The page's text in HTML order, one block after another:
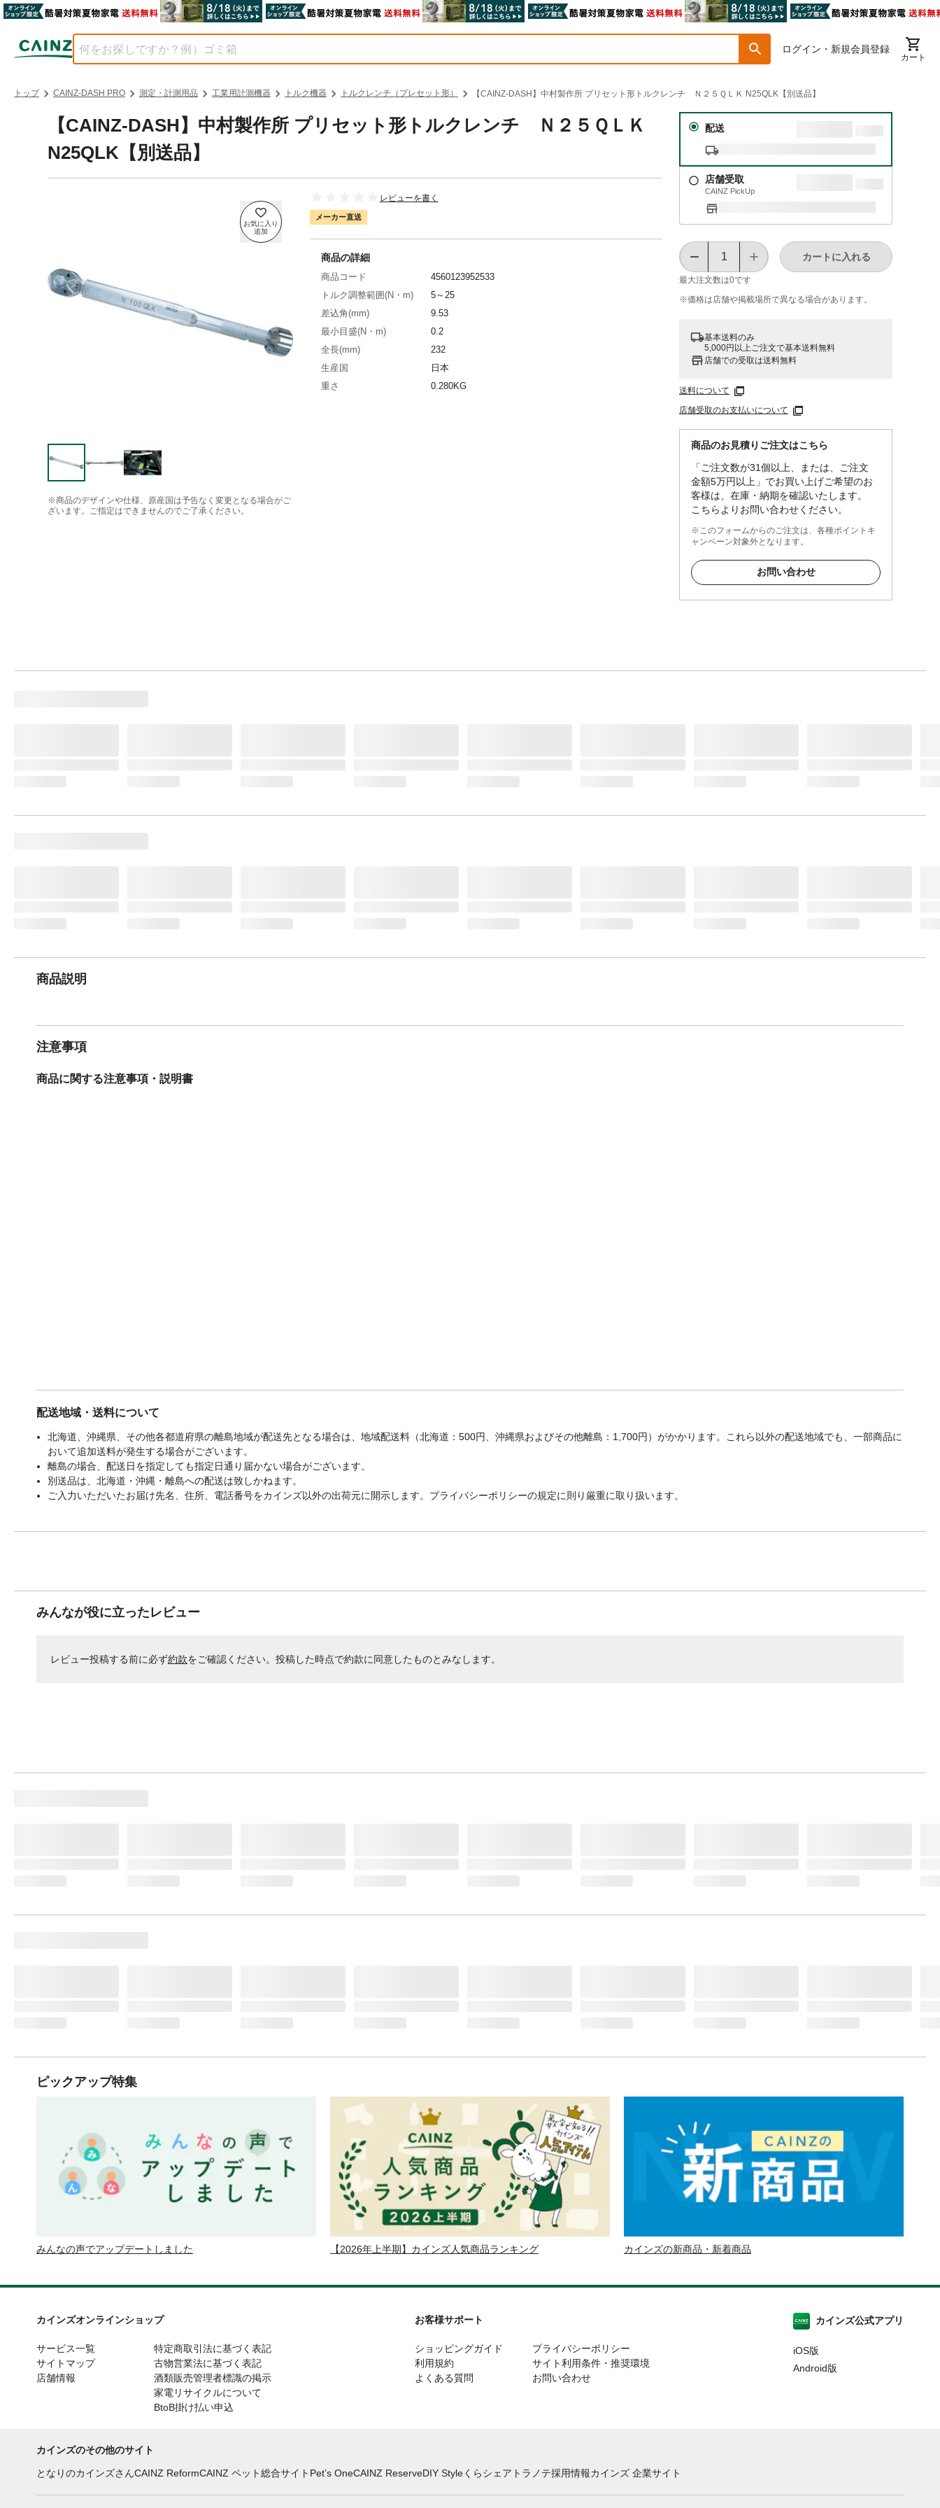
ログイン・新規会員登録
カート
トップ CAINZ-DASH PRO 測定・計測用品 工業用計測機器 トルク機器 トルクレンチ（プレセット形） 【CAINZ-DASH】中村製作所 プリセット形トルクレンチ Ｎ２５ＱＬＫ N25QLK【別送品】
【CAINZ-DASH】中村製作所 プリセット形トルクレンチ Ｎ２５ＱＬＫ
N25QLK【別送品】
※商品のデザインや仕様、原産国は予告なく変更となる場合がご
ざいます。ご指定はできませんのでご了承ください。
レビューを書く
メーカー直送
配送
店舗受取
CAINZ PickUp
最大注文数は0です
カートに入れる
※価格は​店舗や​掲載場所で​異なる​場合が​あります。
基本送料のみ
5,000円以上ご注文で基本送料無料
店舗での受取は送料無料
送料について
店舗受取のお支払いについて
商品のお見積りご注文はこちら
「ご注文数が31個以上、または、ご注文
金額5万円以上」でお買い上げご希望のお
客様は、在庫・納期を確認いたします。
こちらよりお問い合わせください。
※このフォームからのご注文は、各種ポイントキ
ャンペーン対象外となります。
お問い合わせ
商品の詳細
商品コード
4560123952533
トルク調整範囲(N・m)
5～25
差込角(mm)
9.53
最小目盛(N・m)
0.2
全長(mm)
232
生産国
日本
重さ
0.280KG
商品説明
注意事項
商品に関する注意事項・説明書
配送地域・送料について
北海道、沖縄県、その他各都道府県の離島地域が配送先となる場合は、地域配送料（北海道：500円、沖縄県およびその他離島：1,700円）がかかります。これら以外の配送地域でも、一部商品に
おいて追加送料が発生する場合がございます。
離島の場合、配送日を指定しても指定日通り届かない場合がございます。
別送品は、北海道・沖縄・離島への配送は致しかねます。
ご入力いただいたお届け先名、住所、電話番号をカインズ以外の出荷元に開示します。プライバシーポリシーの規定に則り厳重に取り扱います。
みんなが役に立ったレビュー
レビュー投稿する前に必ず約款をご確認ください。投稿した時点で約款に同意したものとみなします。
ピックアップ特集
みんなの声でアップデートしました 【2026年上半期】カインズ人気商品ランキング カインズの新商品・新着商品
カインズオンラインショップ
サービス一覧
サイトマップ
店舗情報
特定商取引法に基づく表記
古物営業法に基づく表記
酒類販売管理者標識の掲示
家電リサイクルについて
BtoB掛け払い申込
お客様サポート
ショッピングガイド
利用規約
よくある質問
プライバシーポリシー
サイト利用条件・推奨環境
お問い合わせ
カインズ公式アプリ
iOS版
Android版
カインズのその他のサイト
となりのカインズさんCAINZ ReformCAINZ ペット総合サイト Pet’s OneCAINZ ReserveDIY Styleくらシェア トラノテ採用情報カインズ 企業サイト